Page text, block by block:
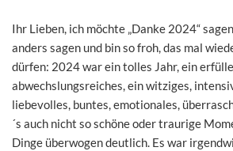
Ihr Lieben, ich möchte „Danke 2024“
anders sagen und bin so froh, das mal
dürfen: 2024 war ein tolles Jahr, ein
abwechslungsreiches, ein witziges,
liebevolles, buntes, emotionales,
´s auch nicht so schöne oder traurige
Dinge überwogen deutlich. Es war